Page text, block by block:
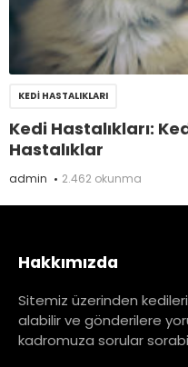
KEDI HASTALIKLARI
Kedi Hastalıkları:
Hastalıklar
admin 2.462 okunma
Hakkımızda
Sitemiz üzerinden
alabilir ve gönderilere
kadromuza sorular